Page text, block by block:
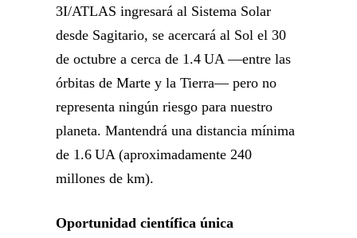
3I/ATLAS ingresará al Sistema Solar
desde Sagitario, se acercará al Sol el 30
de octubre a cerca de 1.4 UA —entre las
órbitas de Marte y la Tierra— pero no
representa ningún riesgo para nuestro
planeta. Mantendrá una distancia mínima
de 1.6 UA (aproximadamente 240
millones de km).
Oportunidad científica única